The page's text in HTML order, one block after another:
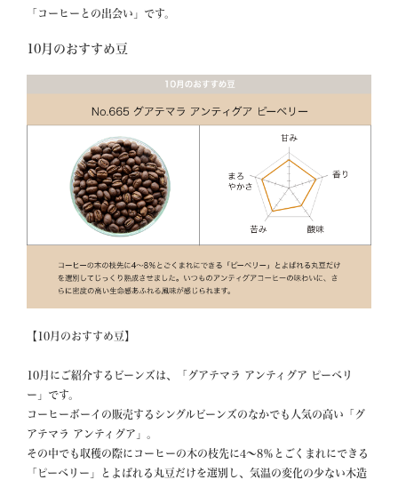
「コーヒーとの出会い」です。
10月のおすすめ豆
【10月のおすすめ豆】
10月にご紹介するビーンズは、「グアテマラ アンティグア ピーベリ
ー」です。
コーヒーボーイの販売するシングルビーンズのなかでも人気の高い「グ
アテマラ アンティグア」。
その中でも収穫の際にコーヒーの木の枝先に4～8％とごくまれにできる
「ピーベリー」とよばれる丸豆だけを選別し、気温の変化の少ない木造